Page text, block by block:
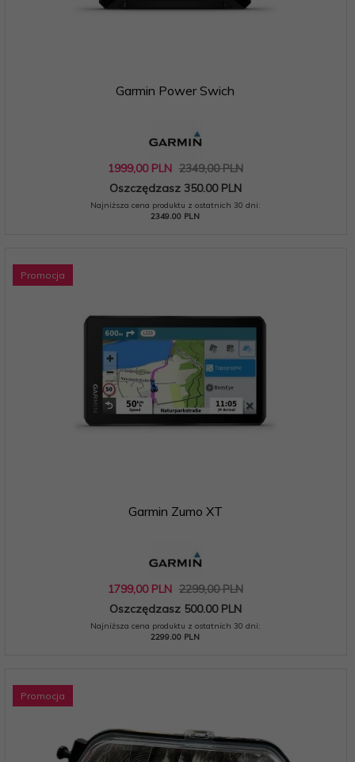
Garmin Power Swich
1999,00 PLN 2349,00 PLN
Oszczędzasz 350.00 PLN
Najniższa cena produktu z ostatnich 30 dni:
2349.00 PLN
Promocja
Garmin Zumo XT
1799,00 PLN 2299,00 PLN
Oszczędzasz 500.00 PLN
Najniższa cena produktu z ostatnich 30 dni:
2299.00 PLN
Promocja